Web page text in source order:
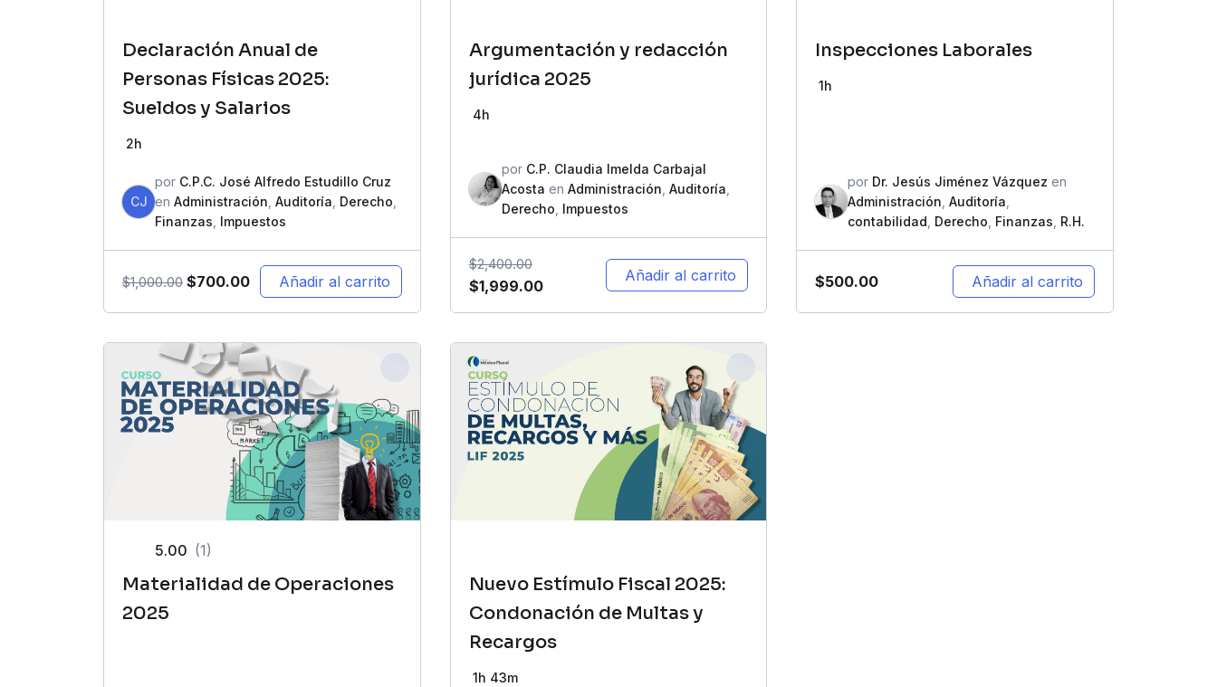
Declaración Anual de
Personas Físicas 2025:
Sueldos y Salarios
2h
CJ
por C.P.C. José Alfredo Estudillo Cruz
en Administración Auditoría Derecho
Finanzas Impuestos
$1,000.00 $700.00 Añadir al carrito
Argumentación y redacción
jurídica 2025
4h
por C.P. Claudia Imelda Carbajal
Acosta en Administración Auditoría
Derecho Impuestos
$2,400.00
$1,999.00
Añadir al carrito
Inspecciones Laborales
1h
por Dr. Jesús Jiménez Vázquez en
Administración ,Auditoría
contabilidad Derecho Finanzas R.H.
$500.00 Añadir al carrito
5.00 (1)
Materialidad de Operaciones
2025
Nuevo Estímulo Fiscal 2025:
Condonación de Multas y
Recargos
1h 43m